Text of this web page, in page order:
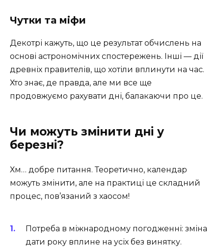
Чутки та міфи
Декотрі кажуть, що це результат обчислень на
основі астрономічних спостережень. Інші — дії
древніх правителів, що хотіли вплинути на час.
Хто знає, де правда, але ми все ще
продовжуємо рахувати дні, балакаючи про це.
Чи можуть змінити дні у
березні?
Хм… добре питання. Теоретично, календар
можуть змінити, але на практиці це складний
процес, пов’язаний з хаосом!
Потреба в міжнародному погодженні: зміна
дати року вплине на усіх без винятку.